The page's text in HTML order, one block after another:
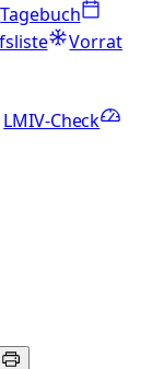
Tagebuch
Vorrat
LMIV-Check